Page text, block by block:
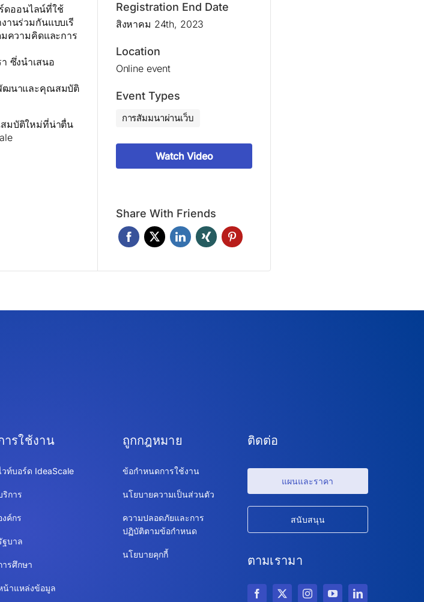
ดออนไลน์ที่ใช้
านร่วมกันแบบเรี
ความคิดและการ
ซึ่งนำเสนอ
ฒนาและคุณสมบัติ
มบัติใหม่ที่น่าตื่น
Registration End Date
สิงหาคม 24th, 2023
Location
Online event
Event Types
การสัมมนาผ่านเว็บ
Watch Video
Share With Friends
ารใช้งาน
วท์บอร์ด IdeaScale
ริการ
งค์กร
ฐบาล
ารศึกษา
น้าแหล่งข้อมูล
ถูกกฎหมาย
ข้อกำหนดการใช้งาน
นโยบายความเป็นส่วนตัว
ความปลอดภัยและการ
ปฏิบัติตามข้อกำหนด
นโยบายคุกกี้
ติดต่อ
แผนและราคา
สนับสนุน
ตามเรามา